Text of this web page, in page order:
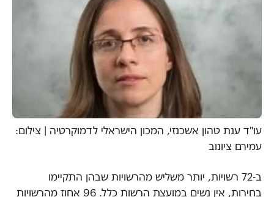
עו"ד ענת טהון אשכנזי, המכון הישראלי לדמוקרטיה | צילום:
עמירם ציונוב
ב-72 רשויות, יותר משליש מהרשויות שבהן התקיימו
בחירות, אין נשים במועצת הרשות כלל. 96 אחוז מהרשויות